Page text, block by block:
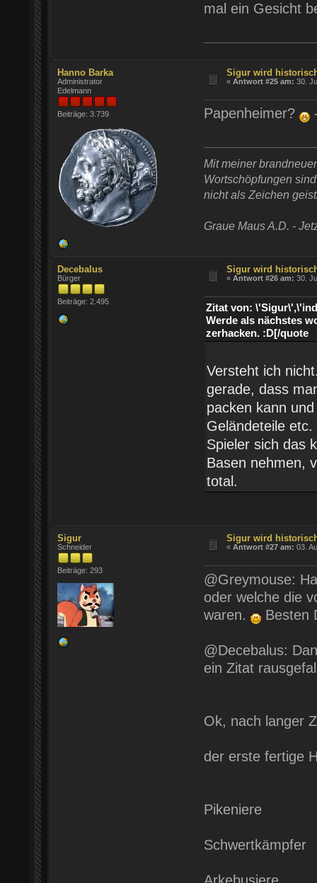
mal ein Gesicht
Hanno Barka
Administrator
Edelmann
Beiträge: 3.739
Sigur wird
«Antwort #25 am: 30.
Papenheimer?
Mit meiner
Wortschöpfungen
nicht als Zeichen
Graue Maus A.D. -
Decebalus
Bürger
Beiträge: 2.495
Sigur wird
«Antwort #26 am: 30.
Zitat von:
Werde als nächstes
zerhacken. :D[/quote
Versteht ich
gerade, dass
packen kann
Geländeteile
Spieler sich das
Basen nehmen,
total.
Sigur
Schneider
Beiträge: 293
Sigur wird
«Antwort #27 am: 03.
@Greymouse:
oder welche die
waren.
Besten
@Decebalus:
ein Zitat
Ok, nach langer
der erste fertige
Pikeniere
Schwertkämpfer
Arkebusiere